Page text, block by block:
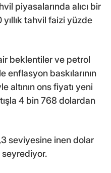
piyasalarında alıcı bir
tahvil faizi yüzde
beklentiler ve petrol
enflasyon baskılarının
altının ons fiyatı yeni
4 bin 768 dolardan
seviyesine inen dolar